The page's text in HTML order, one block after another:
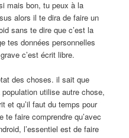
mais bon, tu peux à la
alors il te dira de faire un
sans te dire que c’est la
tes données personnelles
c’est écrit libre.
des choses. il sait que
utilise autre chose,
et qu’il faut du temps pour
faire comprendre qu’avec
l’essentiel est de faire